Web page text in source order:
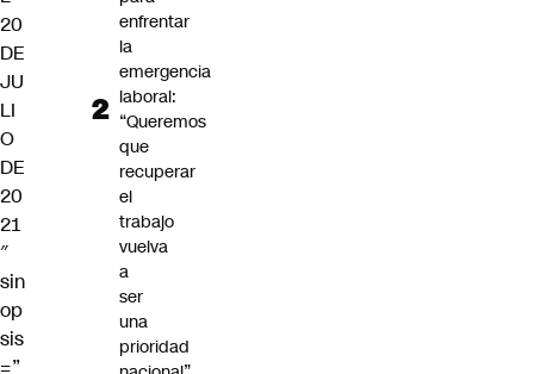
20
DE
JU
LI
O
DE
20
21
″
sin
op
sis
=”
enfrentar
la
emergencia
laboral:
“Queremos
que
recuperar
el
trabajo
vuelva
a
ser
una
prioridad